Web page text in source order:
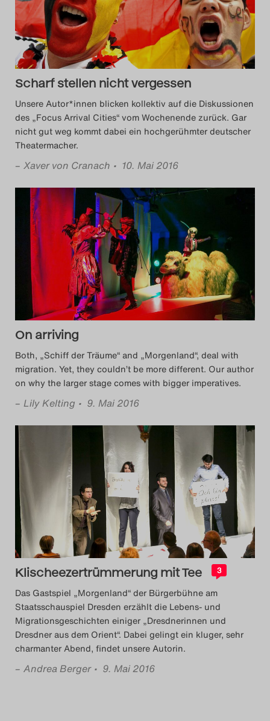
Search
Scharf stellen nicht vergessen
Unsere Autor*innen blicken kollektiv auf die Diskussionen
des „Focus Arrival Cities“ vom Wochenende zurück. Gar
nicht gut weg kommt dabei ein hochgerühmter deutscher
Theatermacher.
– Xaver von Cranach • 10. Mai 2016
On arriving
Both, „Schiff der Träume“ and „Morgenland“, deal with
migration. Yet, they couldn’t be more different. Our author
on why the larger stage comes with bigger imperatives.
– Lily Kelting • 9. Mai 2016
Klischeezertrümmerung mit Tee 3
Das Gastspiel „Morgenland“ der Bürgerbühne am
Staatsschauspiel Dresden erzählt die Lebens- und
Migrationsgeschichten einiger „Dresdnerinnen und
Dresdner aus dem Orient“. Dabei gelingt ein kluger, sehr
charmanter Abend, findet unsere Autorin.
– Andrea Berger • 9. Mai 2016